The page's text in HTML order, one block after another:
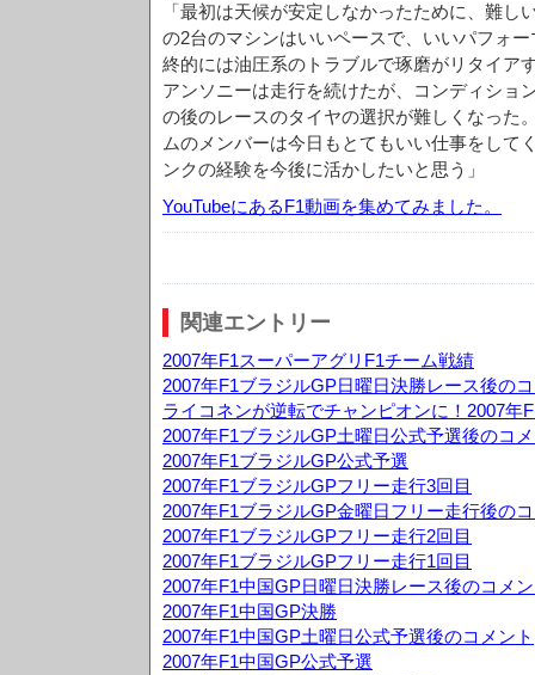
「最初は天候が安定しなかったために、難し
の2台のマシンはいいペースで、いいパフォ
終的には油圧系のトラブルで琢磨がリタイア
アンソニーは走行を続けたが、コンディショ
の後のレースのタイヤの選択が難しくなった
ムのメンバーは今日もとてもいい仕事をして
ンクの経験を今後に活かしたいと思う」
YouTubeにあるF1動画を集めてみました。
関連エントリー
2007年F1スーパーアグリF1チーム戦績
2007年F1ブラジルGP日曜日決勝レース後の
ライコネンが逆転でチャンピオンに！2007年
2007年F1ブラジルGP土曜日公式予選後のコ
2007年F1ブラジルGP公式予選
2007年F1ブラジルGPフリー走行3回目
2007年F1ブラジルGP金曜日フリー走行後の
2007年F1ブラジルGPフリー走行2回目
2007年F1ブラジルGPフリー走行1回目
2007年F1中国GP日曜日決勝レース後のコメ
2007年F1中国GP決勝
2007年F1中国GP土曜日公式予選後のコメント
2007年F1中国GP公式予選